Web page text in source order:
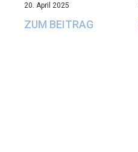
20. April 2025
ZUM BEITRAG